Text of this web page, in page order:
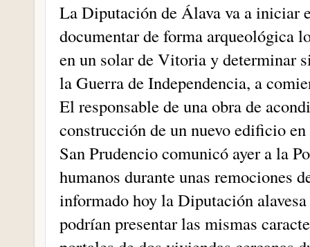
La Diputación de Álava va a iniciar
documentar de forma arqueológica
en un solar de Vitoria y determinar
la Guerra de Independencia, a
El responsable de una obra de
construcción de un nuevo edificio
San Prudencio comunicó ayer a la
humanos durante unas remociones
informado hoy la Diputación
podrían presentar las mismas